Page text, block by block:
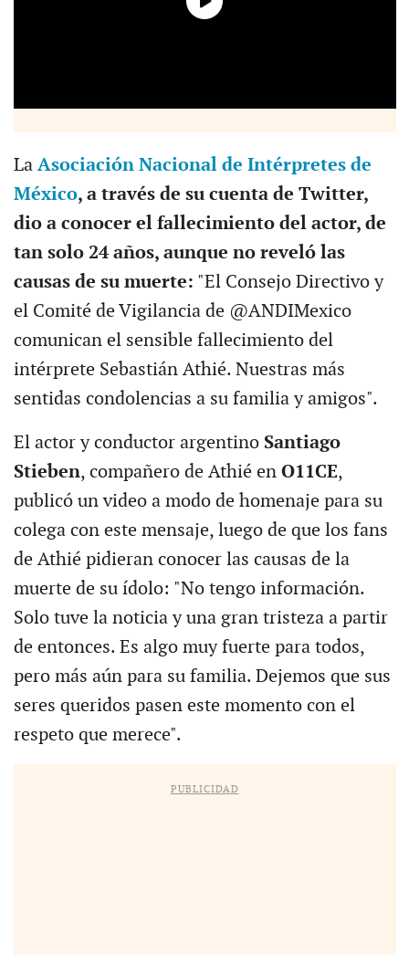
La Asociación Nacional de Intérpretes de
México, a través de su cuenta de Twitter,
dio a conocer el fallecimiento del actor, de
tan solo 24 años, aunque no reveló las
causas de su muerte: "El Consejo Directivo y
el Comité de Vigilancia de @ANDIMexico
comunican el sensible fallecimiento del
intérprete Sebastián Athié. Nuestras más
sentidas condolencias a su familia y amigos".
El actor y conductor argentino Santiago
Stieben, compañero de Athié en O11CE,
publicó un video a modo de homenaje para su
colega con este mensaje, luego de que los fans
de Athié pidieran conocer las causas de la
muerte de su ídolo: "No tengo información.
Solo tuve la noticia y una gran tristeza a partir
de entonces. Es algo muy fuerte para todos,
pero más aún para su familia. Dejemos que sus
seres queridos pasen este momento con el
respeto que merece".
PUBLICIDAD